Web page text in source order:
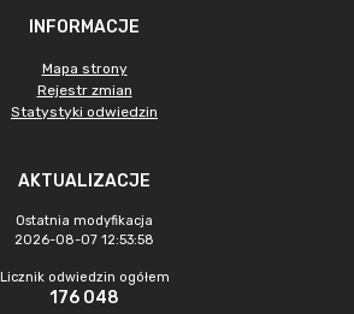
INFORMACJE
Mapa strony
Rejestr zmian
Statystyki odwiedzin
AKTUALIZACJE
Ostatnia modyfikacja
2026-08-07 12:53:58
Licznik odwiedzin ogółem
176 048